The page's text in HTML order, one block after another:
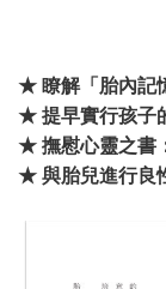
★ 瞭解「胎內記
★ 提早實行孩子
★ 撫慰心靈之書
★ 與胎兒進行良